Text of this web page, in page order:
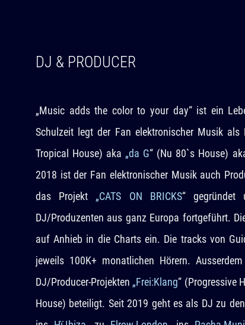
DJ & PRODUCER
„Music adds the color to your day“ ist ein
Schulzeit legt der Fan elektronischer Musik
Tropical House) aka „da G“ (Nu 80`s House)
2018 ist der Fan elektronischer Musik auch
das Projekt „CATS ON BRICKS“ gegründet
DJ/Produzenten aus ganz Europa fortgeführt.
auf Anhieb in die Charts ein. Die tracks von
jeweils 100K+ monatlichen Hörern.
DJ/Producer-Projekten „Frei:Klang“ (Progressive
House) beteiligt. Seit 2019 geht es als DJ zu